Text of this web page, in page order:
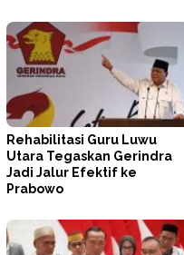
Rehabilitasi Guru Luwu
Utara Tegaskan Gerindra
Jadi Jalur Efektif ke
Prabowo